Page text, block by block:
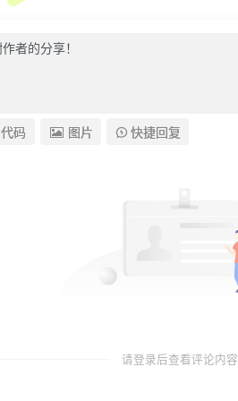
代码 图片 快捷回复
请登录后查看评论内容